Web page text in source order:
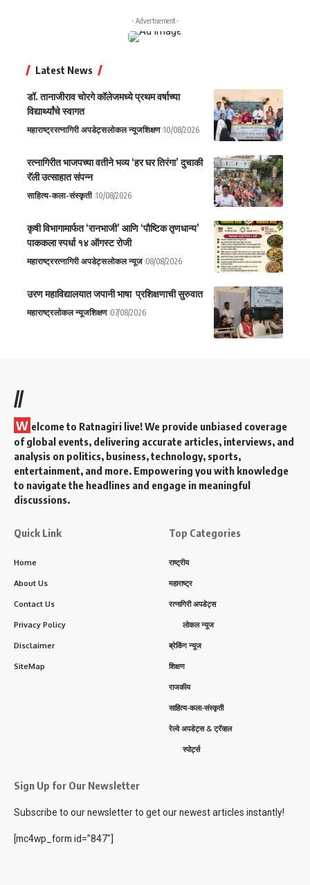
- Advertisement -
Latest News
डॉ. तानाजीराव चोरगे कॉलेजमध्ये प्रथम वर्षाच्या
विद्यार्थ्यांचे स्वागत
महाराष्ट्ररत्नागिरी अपडेट्सलोकल न्यूजशिक्षण 10/08/2026
रत्नागिरीत भाजपच्या वतीने भव्य ‘हर घर तिरंगा’ दुचाकी
रॅली उत्साहात संपन्न
साहित्य-कला-संस्कृती 10/08/2026
कृषी विभागामार्फत ‘रानभाजी’ आणि ‘पौष्टिक तृणधान्य’
पाककला स्पर्धा १४ ऑगस्ट रोजी
महाराष्ट्ररत्नागिरी अपडेट्सलोकल न्यूज 08/08/2026
उरण महाविद्यालयात जपानी भाषा प्रशिक्षणाची सुरुवात
महाराष्ट्रलोकल न्यूजशिक्षण 07/08/2026
//
W elcome to Ratnagiri live! We provide unbiased coverage
of global events, delivering accurate articles, interviews, and
analysis on politics, business, technology, sports,
entertainment, and more. Empowering you with knowledge
to navigate the headlines and engage in meaningful
discussions.
Quick Link
Home
About Us
Contact Us
Privacy Policy
Disclaimer
SiteMap
Top Categories
राष्ट्रीय
महाराष्ट्र
रत्नागिरी अपडेट्स
लोकल न्यूज
ब्रेकिंग न्यूज
शिक्षण
राजकीय
साहित्य-कला-संस्कृती
रेल्वे अपडेट्स & ट्रॅव्हल
स्पोर्ट्स
Sign Up for Our Newsletter
Subscribe to our newsletter to get our newest articles instantly!
[mc4wp_form id=”847″]